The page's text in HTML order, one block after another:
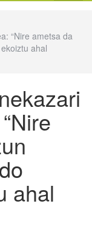
“Nire ametsa da
ahal
ahal